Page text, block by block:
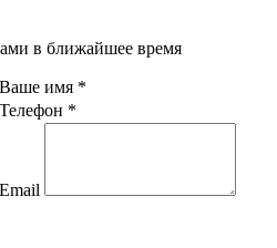
в ближайшее время
Ваше имя *
Телефон *
Email